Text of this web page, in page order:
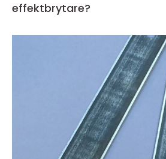
effektbrytare?